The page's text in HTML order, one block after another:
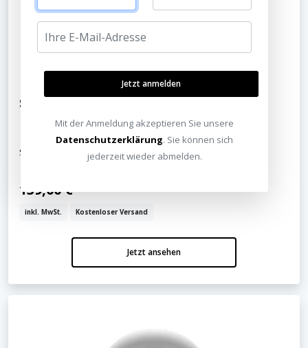
SVS SoundPath Multi-Band Wireless Receiver
Subwoofer kabellos verbinden!
139,00 €
inkl. MwSt. Kostenloser Versand
Jetzt ansehen
Jetzt anmelden
Mit der Anmeldung akzeptieren Sie unsere
Datenschutzerklärung. Sie können sich
jederzeit wieder abmelden.